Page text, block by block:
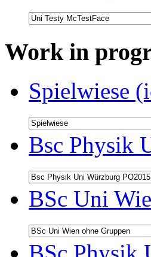
Work in
Spielwiese
Bsc Physik
BSc Uni